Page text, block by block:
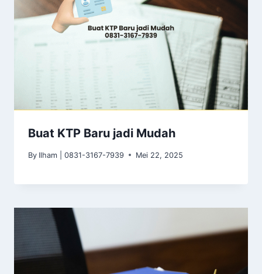
Buat KTP Baru jadi Mudah
By Ilham | 0831-3167-7939 Mei 22, 2025